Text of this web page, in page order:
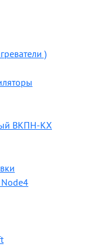
)
ВКПН-КХ
Node4